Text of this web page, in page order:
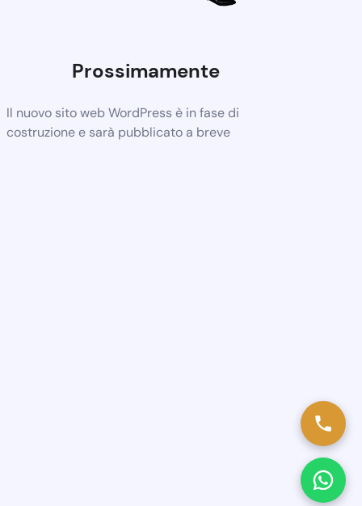
Prossimamente
Il nuovo sito web WordPress è in fase di
costruzione e sarà pubblicato a breve